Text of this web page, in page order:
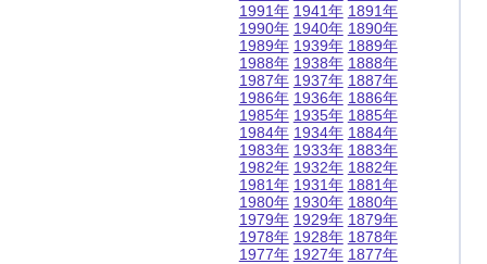
1991年
1990年
1989年
1988年
1987年
1986年
1985年
1984年
1983年
1982年
1981年
1980年
1979年
1978年
1977年
1941年
1940年
1939年
1938年
1937年
1936年
1935年
1934年
1933年
1932年
1931年
1930年
1929年
1928年
1927年
1891年
1890年
1889年
1888年
1887年
1886年
1885年
1884年
1883年
1882年
1881年
1880年
1879年
1878年
1877年